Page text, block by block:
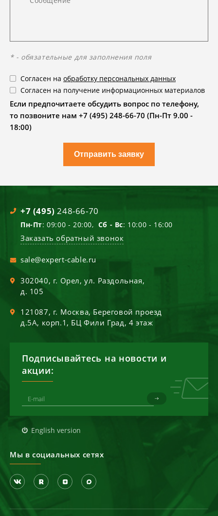
* - обязательные для заполнения поля
Согласен на обработку персональных данных
Согласен на получение информационных материалов
Если предпочитаете обсудить вопрос по телефону,
то позвоните нам +7 (495) 248-66-70 (Пн-Пт 9.00 -
18:00)
Отправить заявку
+7 (495) 248-66-70
Пн-Пт: 09:00 - 20:00, Сб - Вс: 10:00 - 16:00
Заказать обратный звонок
sale@expert-cable.ru
302040, г. Орел,ул. Раздольная,
д. 105
121087, г. Москва, Береговой проезд
д.5А, корп.1, БЦ Фили Град, 4 этаж
Подписывайтесь на новости и
акции:
English version
Мы в социальных сетях